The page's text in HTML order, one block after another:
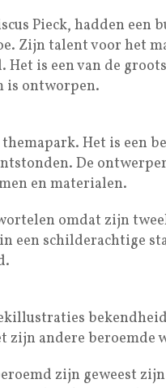
Pieck, hadden een
Zijn talent voor het
is een van de
is ontworpen.
Het is een
De
en materialen.
omdat zijn
schilderachtige
andere beroemde
zijn geweest zijn